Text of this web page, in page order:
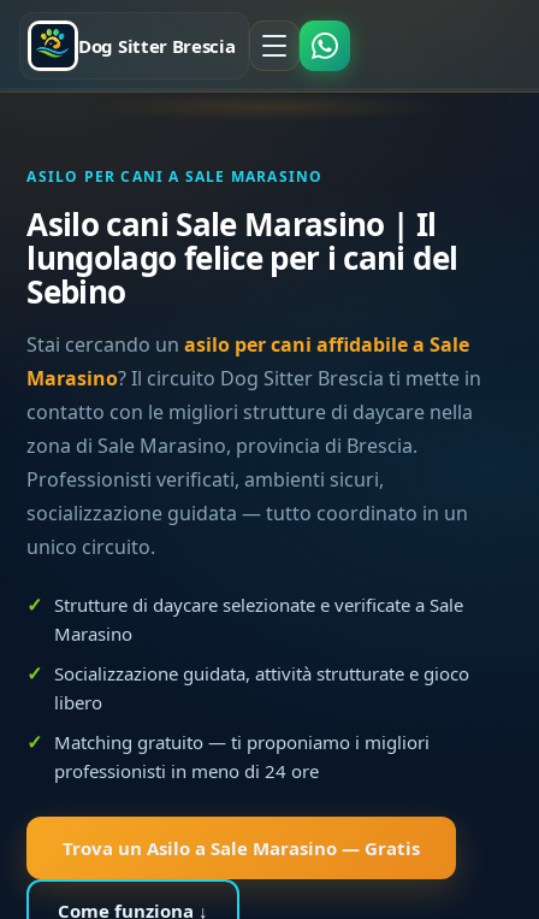
Dog Sitter Brescia
ASILO PER CANI A SALE MARASINO
Asilo cani Sale Marasino | Il
lungolago felice per i cani del
Sebino
Stai cercando unasilo per cani affidabile a Sale
Marasino? Il circuito Dog Sitter Brescia ti mette in
contatto con le migliori strutture di daycare nella
zona di Sale Marasino, provincia di Brescia.
Professionisti verificati, ambienti sicuri,
socializzazione guidata — tutto coordinato in un
unico circuito.
Strutture di daycare selezionate e verificate a Sale
Marasino
Socializzazione guidata, attività strutturate e gioco
libero
Matching gratuito — ti proponiamo i migliori
professionisti in meno di 24 ore
Trova un Asilo a Sale Marasino — Gratis
Come funziona ↓